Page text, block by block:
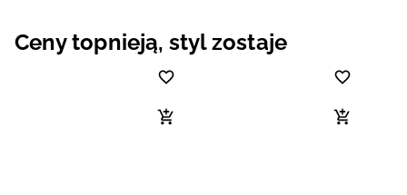
Ceny topnieją, styl zostaje